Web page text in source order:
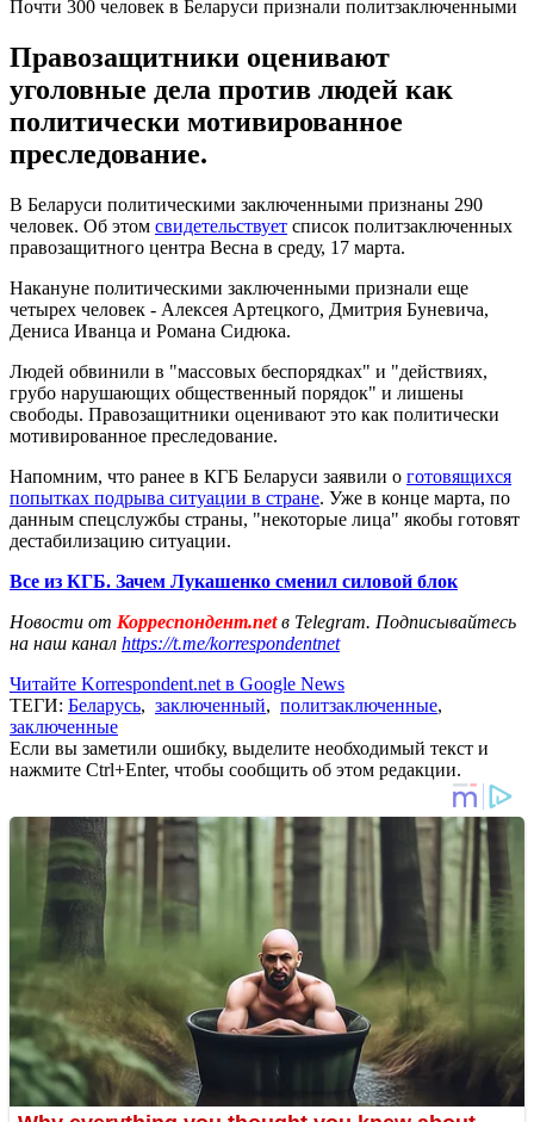
Почти 300 человек в Беларуси признали политзаключенными
Правозащитники оценивают
уголовные дела против людей как
политически мотивированное
преследование.
В Беларуси политическими заключенными признаны 290
человек. Об этом свидетельствует список политзаключенных
правозащитного центра Весна в среду, 17 марта.
Накануне политическими заключенными признали еще
четырех человек - Алексея Артецкого, Дмитрия Буневича,
Дениса Иванца и Романа Сидюка.
Людей обвинили в "массовых беспорядках" и "действиях,
грубо нарушающих общественный порядок" и лишены
свободы. Правозащитники оценивают это как политически
мотивированное преследование.
Напомним, что ранее в КГБ Беларуси заявили о готовящихся
попытках подрыва ситуации в стране. Уже в конце марта, по
данным спецслужбы страны, "некоторые лица" якобы готовят
дестабилизацию ситуации.
Все из КГБ. Зачем Лукашенко сменил силовой блок
Новости от Корреспондент.netв Telegram. Подписывайтесь
на наш канал https://t.me/korrespondentnet
Читайте Korrespondent.net в Google News
ТЕГИ: Беларусь, заключенный, политзаключенные,
заключенные
Если вы заметили ошибку, выделите необходимый текст и
нажмите Ctrl+Enter, чтобы сообщить об этом редакции.